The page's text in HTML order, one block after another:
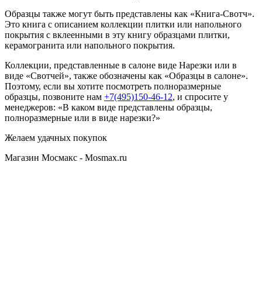
Образцы также могут быть представлены как «Книга-Свотч».
Это книга с описанием коллекции плитки или напольного
покрытия с вклеенными в эту книгу образцами плитки,
керамогранита или напольного покрытия.
Коллекции, представленные в салоне виде Нарезки или в
виде «Свотчей», также обозначены как «Образцы в салоне».
Поэтому, если вы хотите посмотреть полноразмерные
образцы, позвоните нам +7(495)150-46-12, и спросите у
менеджеров: «В каком виде представлены образцы,
полноразмерные или в виде нарезки?»
Желаем удачных покупок
Магазин Мосмакс - Mosmax.ru